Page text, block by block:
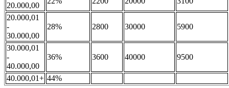
20.000,00
20.000,01
-
30.000,00
28% 2800 30000 5900
30.000,01
-
40.000,00
36% 3600 40000 9500
40.000,01+ 44%